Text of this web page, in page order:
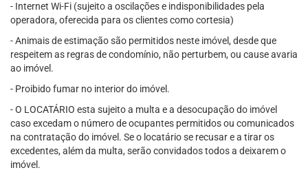
- Internet Wi-Fi (sujeito a oscilações e indisponibilidades pela
operadora, oferecida para os clientes como cortesia)
- Animais de estimação são permitidos neste imóvel, desde que
respeitem as regras de condomínio, não perturbem, ou cause avaria
ao imóvel.
- Proibido fumar no interior do imóvel.
- O LOCATÁRIO esta sujeito a multa e a desocupação do imóvel
caso excedam o número de ocupantes permitidos ou comunicados
na contratação do imóvel. Se o locatário se recusar e a tirar os
excedentes, além da multa, serão convidados todos a deixarem o
imóvel.